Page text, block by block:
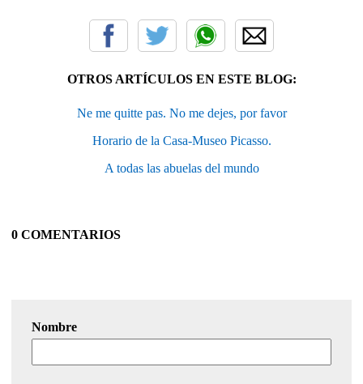
OTROS ARTÍCULOS EN ESTE BLOG:
Ne me quitte pas. No me dejes, por favor
Horario de la Casa-Museo Picasso.
A todas las abuelas del mundo
0 COMENTARIOS
Nombre